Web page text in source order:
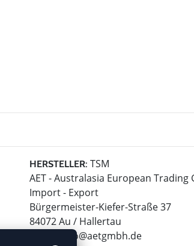
HERSTELLER: TSM
AET - Australasia European Trading
Import - Export
Bürgermeister-Kiefer-Straße 37
84072 Au / Hallertau
info@aetgmbh.de